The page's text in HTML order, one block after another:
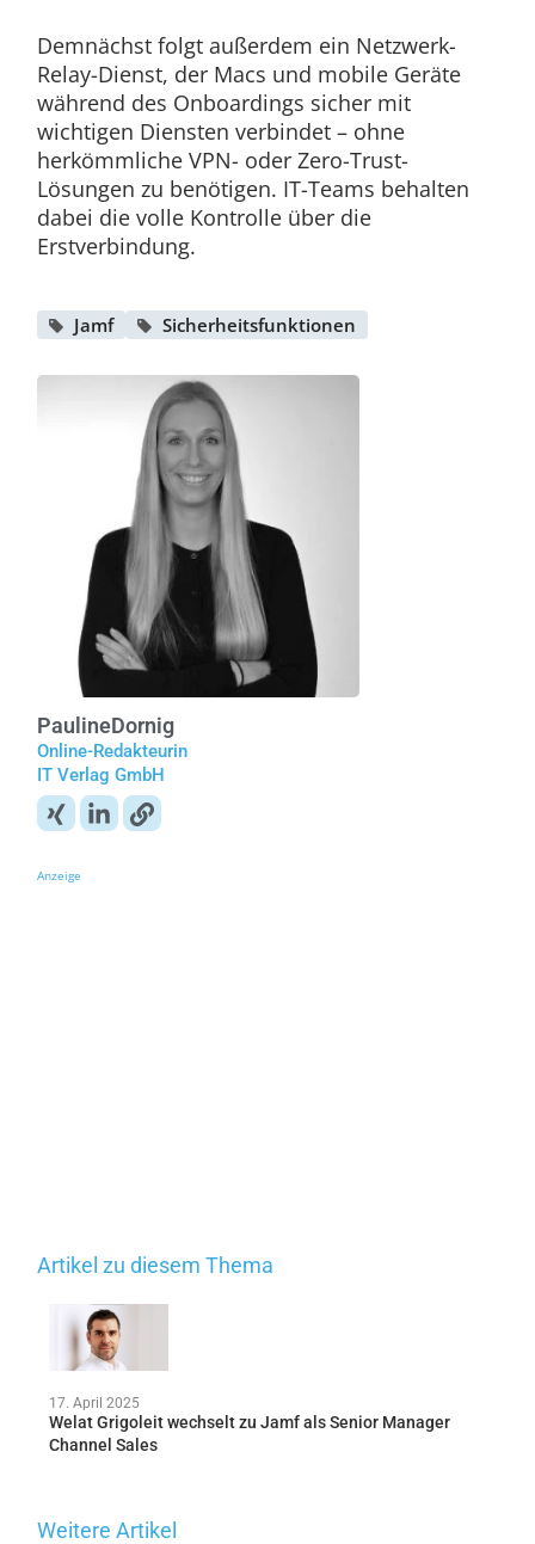
Demnächst folgt außerdem ein Netzwerk-
Relay-Dienst, der Macs und mobile Geräte
während des Onboardings sicher mit
wichtigen Diensten verbindet – ohne
herkömmliche VPN- oder Zero-Trust-
Lösungen zu benötigen. IT-Teams behalten
dabei die volle Kontrolle über die
Erstverbindung.
Jamf Sicherheitsfunktionen
PaulineDornig
Online-Redakteurin
IT Verlag GmbH
Anzeige
Artikel zu diesem Thema
17. April 2025
Welat Grigoleit wechselt zu Jamf als Senior Manager
Channel Sales
Weitere Artikel